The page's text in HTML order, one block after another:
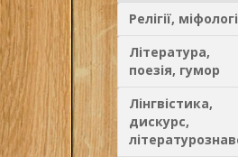
Релігії,
Література,
поезія, гумор
Лінгвістика,
дискурс,